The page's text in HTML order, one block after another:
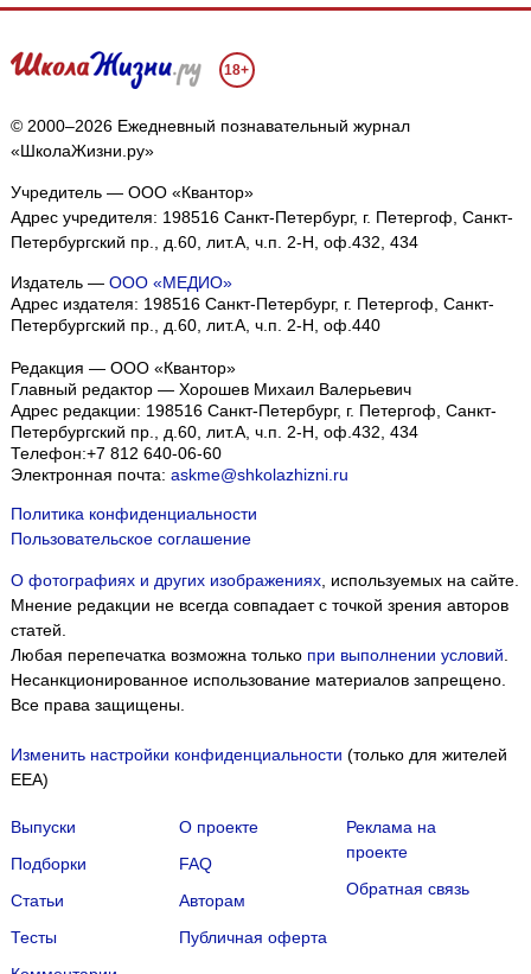
18+
© 2000–2026 Ежедневный познавательный журнал
«ШколаЖизни.ру»
Учредитель — ООО «Квантор»
Адрес учредителя: 198516 Санкт-Петербург, г. Петергоф, Санкт-
Петербургский пр., д.60, лит.А, ч.п. 2-Н, оф.432, 434
Издатель — ООО «МЕДИО»
Адрес издателя: 198516 Санкт-Петербург, г. Петергоф, Санкт-
Петербургский пр., д.60, лит.А, ч.п. 2-Н, оф.440
Редакция — ООО «Квантор»
Главный редактор — Хорошев Михаил Валерьевич
Адрес редакции: 198516 Санкт-Петербург, г. Петергоф Санкт-
Петербургский пр., д.60, лит.А, ч.п. 2-Н, оф.432, 434
Телефон:+7 812 640-06-60
Электронная почта: askme@shkolazhizni.ru
Политика конфиденциальности
Пользовательское соглашение
О фотографиях и других изображениях, используемых на сайте.
Мнение редакции не всегда совпадает с точкой зрения авторов
статей.
Любая перепечатка возможна только при выполнении условий
Несанкционированное использование материалов запрещено.
Все права защищены.
Изменить настройки конфиденциальности (только для жителей
EEA)
Выпуски
Подборки
Статьи
Тесты
О проекте
FAQ
Авторам
Публичная оферта
Реклама на
проекте
Обратная связь